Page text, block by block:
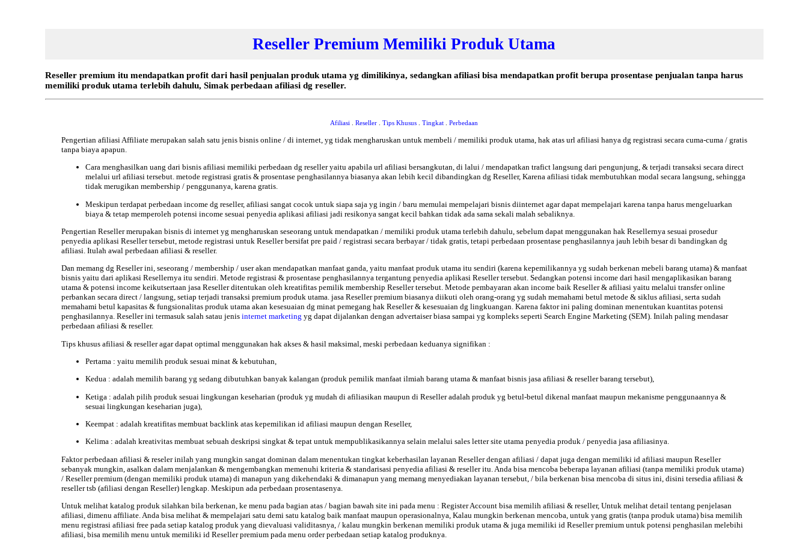
Reseller Premium Memiliki Produk Utama
Reseller premium itu mendapatkan profit dari hasil penjualan produk utama yg dimilikinya, sedangkan afiliasi bisa mendapatkan profit berupa prosentase penjualan tanpa harus
memiliki produk utama terlebih dahulu, Simak perbedaan afiliasi dg reseller.
Afiliasi Reseller Tips Khusus Tingkat Perbedaan
Pengertian afiliasi Affiliate merupakan salah satu jenis bisnis online / di internet, yg tidak mengharuskan untuk membeli / memiliki produk utama, hak atas url afiliasi hanya dg registrasi secara cuma-cuma / gratis
tanpa biaya apapun.
Cara menghasilkan uang dari bisnis afiliasi memiliki perbedaan dg reseller yaitu apabila url afiliasi bersangkutan, di lalui / mendapatkan trafict langsung dari pengunjung, & terjadi transaksi secara direct
melalui url afiliasi tersebut. metode registrasi gratis & prosentase penghasilannya biasanya akan lebih kecil dibandingkan dg Reseller, Karena afiliasi tidak membutuhkan modal secara langsung, sehingga
tidak merugikan membership / penggunanya, karena gratis.
Meskipun terdapat perbedaan income dg reseller, afiliasi sangat cocok untuk siapa saja yg ingin / baru memulai mempelajari bisnis diinternet agar dapat mempelajari karena tanpa harus mengeluarkan
biaya & tetap memperoleh potensi income sesuai penyedia aplikasi afiliasi jadi resikonya sangat kecil bahkan tidak ada sama sekali malah sebaliknya.
Pengertian Resellermerupakan bisnis di internet yg mengharuskan seseorang untuk mendapatkan / memiliki produk utama terlebih dahulu, sebelum dapat menggunakan hak Resellernya sesuai prosedur
penyedia aplikasi Reseller tersebut, metode registrasi untuk Reseller bersifat pre paid / registrasi secara berbayar / tidak gratis, tetapi perbedaan prosentase penghasilannya jauh lebih besar di bandingkan dg
afiliasi. Itulah awal perbedaan afiliasi & reseller.
Dan memang dg Reseller ini, seseorang / membership / user akan mendapatkan manfaat ganda, yaitu manfaat produk utama itu sendiri (karena kepemilikannya yg sudah berkenan mebeli barang utama) & manfaat
bisnis yaitu dari aplikasi Resellernya itu sendiri. Metode registrasi & prosentase penghasilannya tergantung penyedia aplikasi Reseller tersebut. Sedangkan potensi income dari hasil mengaplikasikan barang
utama & potensi income keikutsertaan jasa Reseller ditentukan oleh kreatifitas pemilik membership Reseller tersebut. Metode pembayaran akan income baik Reseller & afiliasi yaitu melalui transfer online
perbankan secara direct / langsung, setiap terjadi transaksi premium produk utama. jasa Reseller premium biasanya diikuti oleh orang-orang yg sudah memahami betul metode & siklus afiliasi, serta sudah
memahami betul kapasitas & fungsionalitas produk utama akan kesesuaian dg minat pemegang hak Reseller & kesesuaian dg lingkuangan. Karena faktor ini paling dominan menentukan kuantitas potensi
penghasilannya. Reseller ini termasuk salah satau jenis internet marketing yg dapat dijalankan dengan advertaiser biasa sampai yg kompleks seperti Search Engine Marketing (SEM). Inilah paling mendasar
perbedaan afiliasi & reseller.
Tips khusus afiliasi & reselleragar dapat optimal menggunakan hak akses & hasil maksimal, meski perbedaan keduanya signifikan :
Pertama : yaitu memilih produk sesuai minat & kebutuhan,
Kedua : adalah memilih barang yg sedang dibutuhkan banyak kalangan (produk pemilik manfaat ilmiah barang utama & manfaat bisnis jasa afiliasi & reseller barang tersebut),
Ketiga : adalah pilih produk sesuai lingkungan keseharian (produk yg mudah di afiliasikan maupun di Reseller adalah produk yg betul-betul dikenal manfaat maupun mekanisme penggunaannya &
sesuai lingkungan keseharian juga),
Keempat : adalah kreatifitas membuat backlink atas kepemilikan id afiliasi maupun dengan Reseller,
Kelima : adalah kreativitas membuat sebuah deskripsi singkat & tepat untuk mempublikasikannya selain melalui sales letter site utama penyedia produk / penyedia jasa afiliasinya.
Faktor perbedaan afiliasi & reseler inilah yang mungkin sangat dominan dalam menentukan tingkat keberhasilan layanan Reseller dengan afiliasi / dapat juga dengan memiliki id afiliasi maupun Reseller
sebanyak mungkin, asalkan dalam menjalankan & mengembangkan memenuhi kriteria & standarisasi penyedia afiliasi & reseller itu. Anda bisa mencoba beberapa layanan afiliasi (tanpa memiliki produk utama)
/ Reseller premium (dengan memiliki produk utama) di manapun yang dikehendaki & dimanapun yang memang menyediakan layanan tersebut, / bila berkenan bisa mencoba di situs ini, disini tersedia afiliasi &
reseller tsb (afiliasi dengan Reseller) lengkap. Meskipun ada perbedaan prosentasenya.
Untuk melihat katalog produk silahkan bila berkenan, ke menu pada bagian atas / bagian bawah site ini pada menu : Register Account bisa memilih afiliasi & reseller, Untuk melihat detail tentang penjelasan
afiliasi, dimenu affiliate. Anda bisa melihat & mempelajari satu demi satu katalog baik manfaat maupun operasionalnya, Kalau mungkin berkenan mencoba, untuk yang gratis (tanpa produk utama) bisa memilih
menu registrasi afiliasi free pada setiap katalog produk yang dievaluasi validitasnya, / kalau mungkin berkenan memiliki produk utama & juga memiliki id Reseller premium untuk potensi penghasilan melebihi
afiliasi, bisa memilih menu untuk memiliki id Reseller premium pada menu order perbedaan setiap katalog produknya.